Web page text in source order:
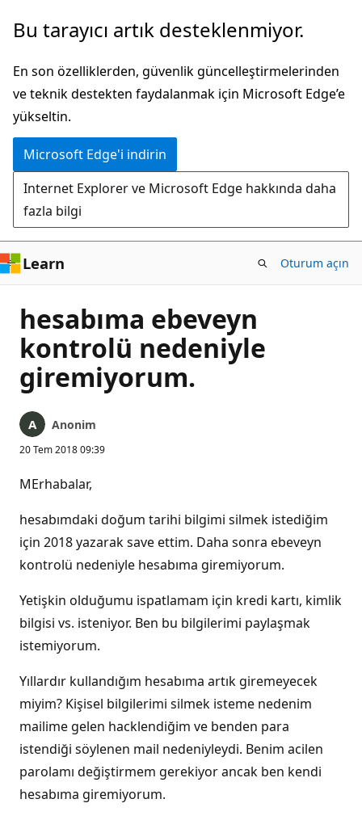
Ana
atla
Bu tarayıcı artık desteklenmiyor.
En son özelliklerden, güvenlik güncelleştirmelerinden
ve teknik destekten faydalanmak için Microsoft Edge’e
yükseltin.
Microsoft Edge'i indirin
Internet Explorer ve Microsoft Edge hakkında daha
fazla bilgi
Learn Oturum açın
hesabıma ebeveyn
kontrolü nedeniyle
giremiyorum.
Anonim
20 Tem 2018 09:39
MErhabalar,
hesabımdaki doğum tarihi bilgimi silmek istediğim
için 2018 yazarak save ettim. Daha sonra ebeveyn
kontrolü nedeniyle hesabıma giremiyorum.
Yetişkin olduğumu ispatlamam için kredi kartı, kimlik
bilgisi vs. isteniyor. Ben bu bilgilerimi paylaşmak
istemiyorum.
Yıllardır kullandığım hesabıma artık giremeyecek
miyim? Kişisel bilgilerimi silmek isteme nedenim
mailime gelen hacklendiğim ve benden para
istendiği söylenen mail nedeniyleydi. Benim acilen
parolamı değiştirmem gerekiyor ancak ben kendi
hesabıma giremiyorum.